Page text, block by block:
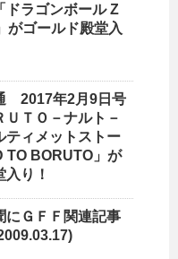
ドラゴンボール Z
がゴールド殿堂入
2017年2月9日号
ＵＴＯ－ナルト－
ィメットストー
BORUTO」が
り！
にＧＦＦ関連記事